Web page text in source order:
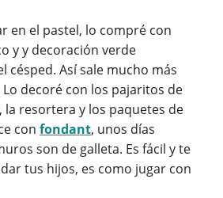
en el pastel, lo compré con
y y decoración verde
césped. Así sale mucho más
decoré con los pajaritos de
la resortera y los paquetes de
con fondant, unos días
son de galleta. Es fácil y te
tus hijos, es como jugar con